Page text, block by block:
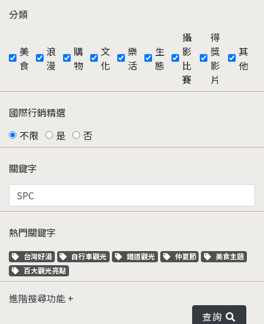
分類
美
食
浪
漫
購
物
文
化
樂
活
生
態
攝
影
比
賽
得
獎
影
片
其
他
國際行銷精選
不限
是 否
關鍵字
熱門關鍵字
關鍵字標籤
台灣好湯 關鍵字標籤
自行車觀光 關鍵字標籤
鐵道觀光 關鍵字標籤
仲夏節 關鍵字標籤
美食主題
關鍵字標籤
百大觀光亮點
進階搜尋功能
查詢